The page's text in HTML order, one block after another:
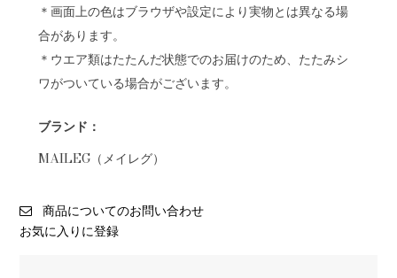
＊画面上の色はブラウザや設定により実物とは異なる場
合があります。
＊ウエア類はたたんだ状態でのお届けのため、たたみシ
ワがついている場合がございます。
ブランド：
MAILEG（メイレグ）
商品についてのお問い合わせ
お気に入りに登録